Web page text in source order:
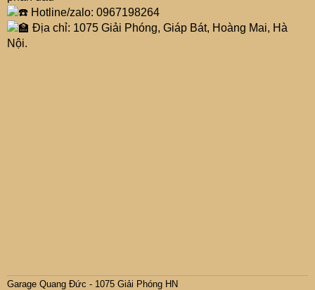
Hotline/zalo: 0967198264
Địa chỉ: 1075 Giải Phóng, Giáp Bát, Hoàng Mai, Hà
Nội.
Garage Quang Đức - 1075 Giải Phóng HN